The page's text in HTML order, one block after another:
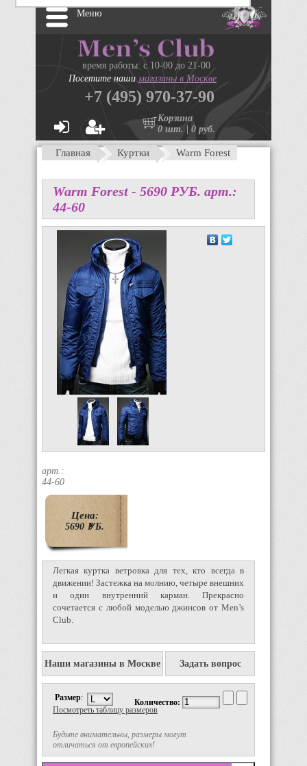
Меню
время работы: с 10-00 до 21-00
Посетите нашимагазины в Москве
+7 (495) 970-37-90
Корзина
0 шт. | 0 руб.
Главная Куртки Warm Forest
Warm Forest - 5690 PУБ. арт.:
44-60
арт.:
44-60
Цена:
5690 P
УБ.
Легкая куртка ветровка для тех, кто всегда в
движении! Застежка на молнию, четыре внешних
и один внутренний карман. Прекрасно
сочетается с любой моделью джинсов от Men’s
Club.
Наши магазины в Москве Задать вопрос
Размер:
Будьте внимательны, размеры могут
отличаться от европейских!
Посмотреть таблицу размеров
Количество: